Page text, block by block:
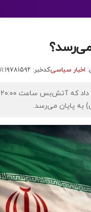
اخبار سیاسیکدخبر: ۷۸۱۵۹۲